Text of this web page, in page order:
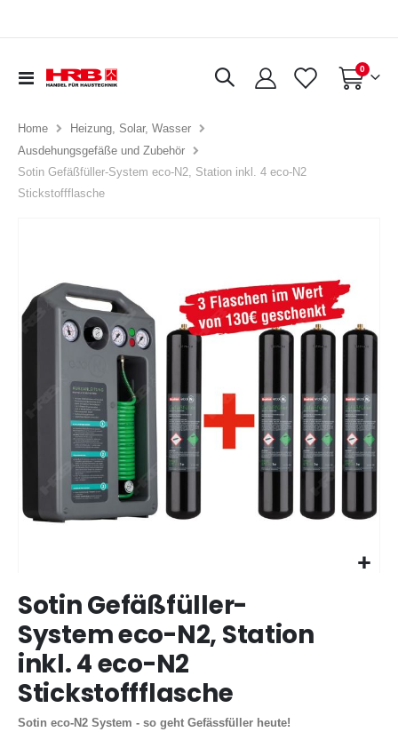
Navigation
Warenkorb
0Artikel
Home
Heizung, Solar, Wasser
Ausdehungsgefäße und Zubehör
Sotin Gefäßfüller-System eco-N2, Station inkl. 4 eco-N2
Stickstoffflasche
Bildergalerie
springen
Anfang
der
Bildergalerie
springen
Sotin Gefäßfüller-
System eco-N2, Station
inkl. 4 eco-N2
Stickstoffflasche
Sotin eco-N2 System - so geht Gefässfüller heute!